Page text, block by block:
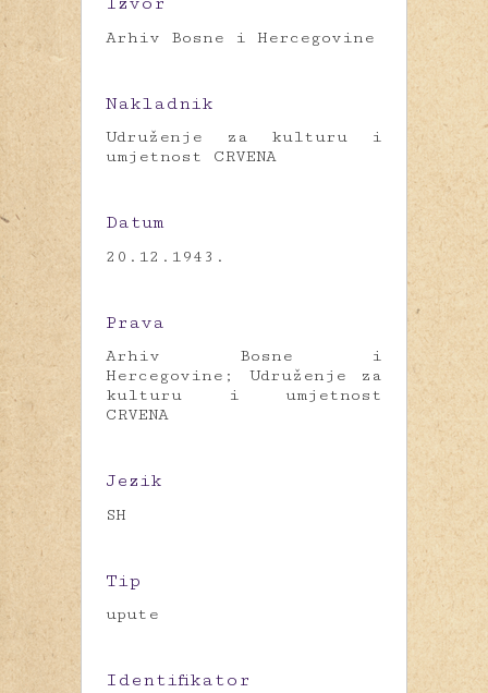
Arhiv Bosne i Hercegovine
Nakladnik
Udruženje za kulturu i
umjetnost CRVENA
Datum
20.12.1943.
Prava
Arhiv Bosne i
Hercegovine; Udruženje za
kulturu i umjetnost
CRVENA
Jezik
SH
Tip
upute
Identifikator